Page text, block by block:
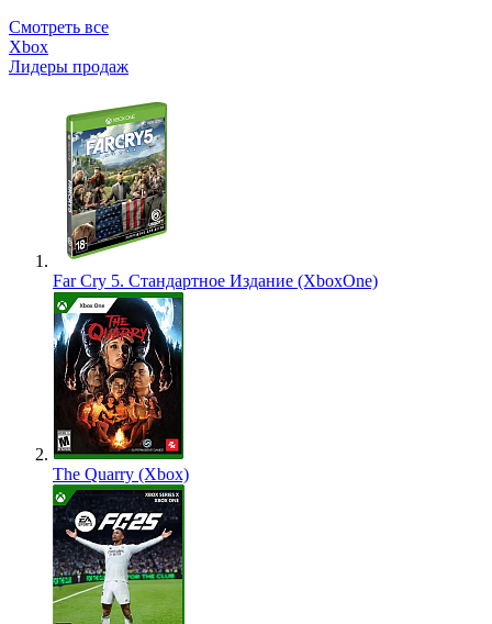
Смотреть все
Xbox
Лидеры продаж
Far Cry 5. Стандартное Издание (XboxOne)
The Quarry (Xbox)